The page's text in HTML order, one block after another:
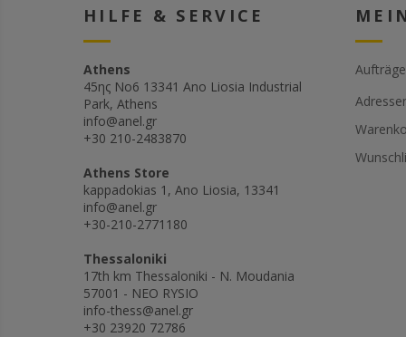
HILFE & SERVICE
Athens
45ης Νο6 13341 Ano Liosia Industrial
Park, Athens
info@anel.gr
+30 210-2483870
Athens Store
kappadokias 1, Ano Liosia, 13341
info@anel.gr
+30-210-2771180
Thessaloniki
17th km Thessaloniki - N. Moudania
57001 - NEO RYSIO
info-thess@anel.gr
+30 23920 72786
Aufträge